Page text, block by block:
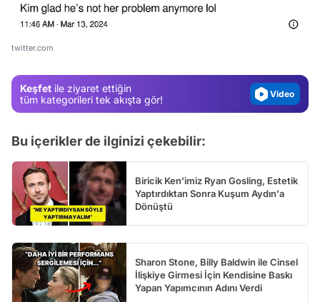
twitter.com
Keşfet ile ziyaret ettiğin
tüm kategorileri tek akışta gör!
Gündem
Test
Bu içerikler de ilginizi çekebilir:
Biricik Ken'imiz Ryan Gosling, Estetik
Yaptırdıktan Sonra Kuşum Aydın'a
Dönüştü
Sharon Stone, Billy Baldwin ile Cinsel
İlişkiye Girmesi İçin Kendisine Baskı
Yapan Yapımcının Adını Verdi